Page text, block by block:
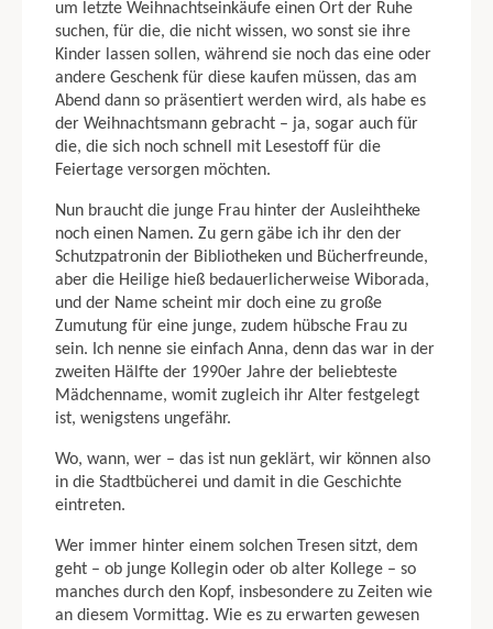
um letzte Weih­nachtseinkäufe einen Ort der Ruhe
suchen, für die, die nicht wissen, wo sonst sie ihre
Kinder lassen sollen, während sie noch das eine oder
andere Geschenk für diese kaufen müssen, das am
Abend dann so präsentiert werden wird, als habe es
der Weihnachtsmann gebracht – ja, sogar auch für
die, die sich noch schnell mit Lesestoff für die
Feiertage versorgen möchten.
Nun braucht die junge Frau hinter der Ausleihtheke
noch einen Namen. Zu gern gäbe ich ihr den der
Schutzpatronin der Bibliotheken und Bücherfreunde,
aber die Heilige hieß bedauerlicherweise Wiborada,
und der Name scheint mir doch eine zu große
Zumutung für eine junge, zudem hübsche Frau zu
sein. Ich nenne sie einfach Anna, denn das war in der
zweiten Hälfte der 1990er Jahre der belieb­teste
Mädchenname, womit zugleich ihr Alter festgelegt
ist, wenigstens ungefähr.
Wo, wann, wer – das ist nun geklärt, wir können also
in die Stadtbücherei und damit in die Geschichte
eintreten.
Wer immer hinter einem solchen Tresen sitzt, dem
geht – ob junge Kollegin oder ob alter Kollege – so
manches durch den Kopf, insbesondere zu Zeiten wie
an die­sem Vormittag. Wie es zu erwarten gewesen